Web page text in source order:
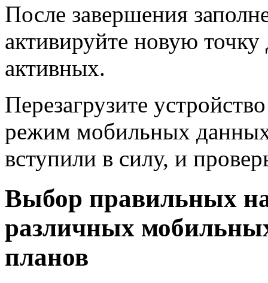
После завершения
активируйте новую точку
активных.
Перезагрузите
режим мобильных
вступили в силу, и
Выбор правильных
различных
планов